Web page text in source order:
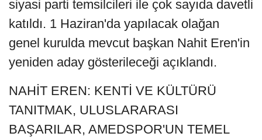
siyasi parti temsilcileri ile çok sayıda davetli
katıldı. 1 Haziran'da yapılacak olağan
genel kurulda mevcut başkan Nahit Eren'in
yeniden aday gösterileceği açıklandı.
NAHİT EREN: KENTİ VE KÜLTÜRÜ
TANITMAK, ULUSLARARASI
BAŞARILAR, AMEDSPOR'UN TEMEL